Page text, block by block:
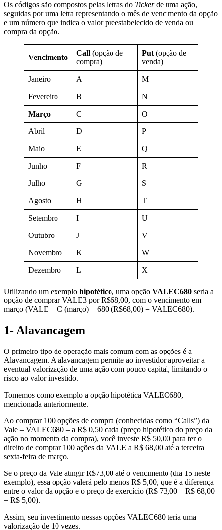
Os códigos são compostos pelas letras do Tickerde uma ação,
seguidas por uma letra representando o mês de vencimento da opção
e um número que indica o valor preestabelecido de venda ou
compra da opção.
Vencimento
Call (opção de
compra)
Put (opção de
venda)
Janeiro A M
Fevereiro B N
Março C O
Abril D P
Maio E Q
Junho F R
Julho G S
Agosto H T
Setembro I U
Outubro J V
Novembro K W
Dezembro L X
Utilizando um exemplo hipotético, uma opção VALEC680 seria a
opção de comprar VALE3 por R$68,00, com o vencimento em
março (VALE + C (março) + 680 (R$68,00) = VALEC680).
1- Alavancagem
O primeiro tipo de operação mais comum com as opções é a
Alavancagem. A alavancagem permite ao investidor aproveitar a
eventual valorização de uma ação com pouco capital, limitando o
risco ao valor investido.
Tomemos como exemplo a opção hipotética VALEC680,
mencionada anteriormente.
Ao comprar 100 opções de compra (conhecidas como “Calls”) da
Vale – VALEC680 – a R$ 0,50 cada (preço hipotético do preço da
ação no momento da compra), você investe R$ 50,00 para ter o
direito de comprar 100 ações da VALE a R$ 68,00 até a terceira
sexta-feira de março.
Se o preço da Vale atingir R$73,00 até o vencimento (dia 15 neste
exemplo), essa opção valerá pelo menos R$ 5,00, que é a diferença
entre o valor da opção e o preço de exercício (R$ 73,00 – R$ 68,00
= R$ 5,00).
Assim, seu investimento nessas opções VALEC680 teria uma
valorização de 10 vezes.